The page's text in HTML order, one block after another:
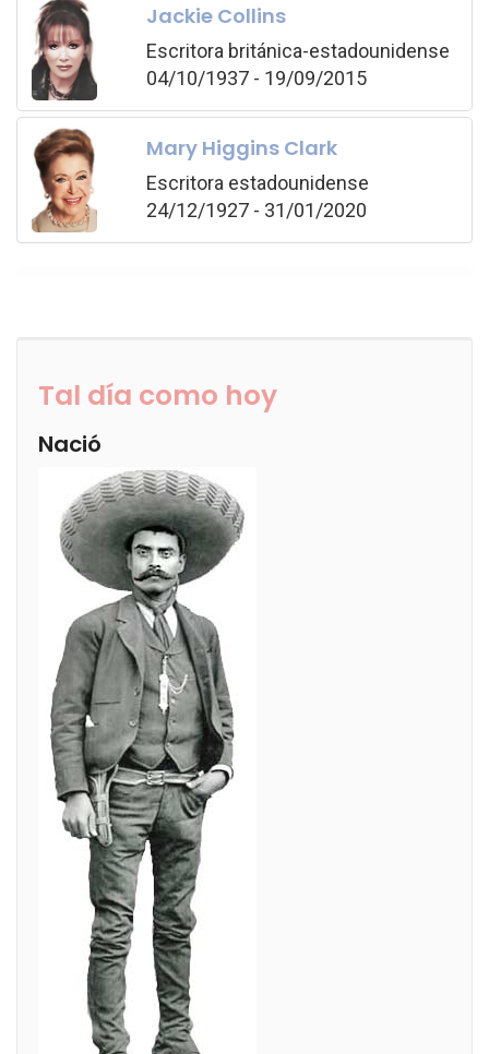
Jackie Collins
Escritora británica-estadounidense
04/10/1937 - 19/09/2015
Mary Higgins Clark
Escritora estadounidense
24/12/1927 - 31/01/2020
Tal día como hoy
Nació